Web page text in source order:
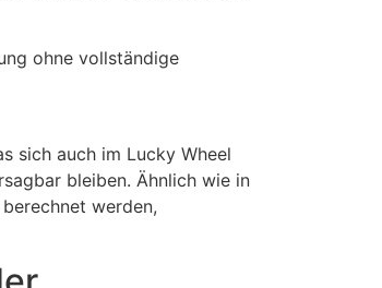
ohne vollständige
sich auch im Lucky Wheel
bleiben. Ähnlich wie in
werden,